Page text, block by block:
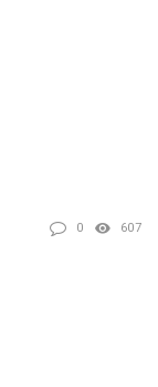
0 607